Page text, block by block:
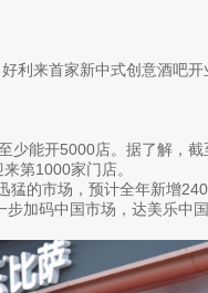
利来首家新中式创意酒吧开
少能开5000店。据了解，
第1000家门店。
猛的市场，预计全年新增
加码中国市场，达美乐中